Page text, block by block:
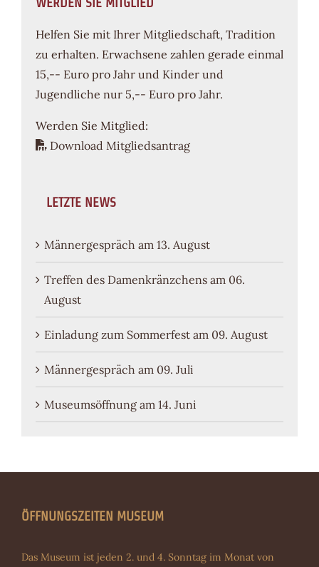
Helfen Sie mit Ihrer Mitgliedschaft, Tradition
zu erhalten. Erwachsene zahlen gerade einmal
15,-- Euro pro Jahr und Kinder und
Jugendliche nur 5,-- Euro pro Jahr.
Werden Sie Mitglied:
Download Mitgliedsantrag
LETZTE NEWS
Männergespräch am 13. August
Treffen des Damenkränzchens am 06.
August
Einladung zum Sommerfest am 09. August
Männergespräch am 09. Juli
Museumsöffnung am 14. Juni
ÖFFNUNGSZEITEN MUSEUM
Das Museum ist jeden 2. und 4. Sonntag im Monat von